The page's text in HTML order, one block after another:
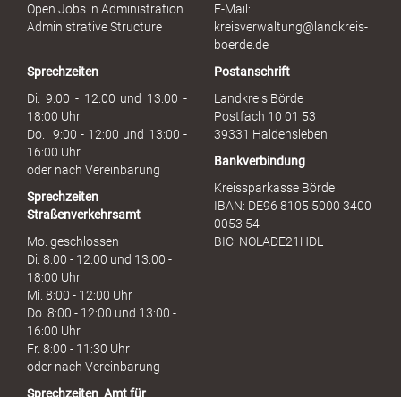
u
h
Open Jobs in Administration
Administrative Structure
E-Mail:
kreisverwaltung@landkreis-
boerde.de
Sprechzeiten
Di. 9:00 - 12:00 und 13:00 -
18:00 Uhr
Do. 9:00 - 12:00 und 13:00 -
16:00 Uhr
oder nach Vereinbarung
Sprechzeiten
Straßenverkehrsamt
Mo. geschlossen
Di. 8:00 - 12:00 und 13:00 -
18:00 Uhr
Mi. 8:00 - 12:00 Uhr
Do. 8:00 - 12:00 und 13:00 -
16:00 Uhr
Fr. 8:00 - 11:30 Uhr
oder nach Vereinbarung
Sprechzeiten Amt für
Postanschrift
Landkreis Börde
Postfach 10 01 53
39331 Haldensleben
Bankverbindung
Kreissparkasse Börde
IBAN: DE96 8105 5000 3400
0053 54
BIC: NOLADE21HDL